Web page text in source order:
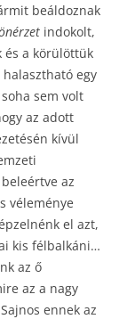
beáldoznak
indokolt,
és a körülöttük
egy
sem volt
az adott
kívül
az
véleménye
el azt,
kis félbalkáni…
az ő
az a nagy
ennek az